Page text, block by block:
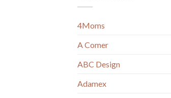
4Moms
A Comer
ABC Design
Adamex